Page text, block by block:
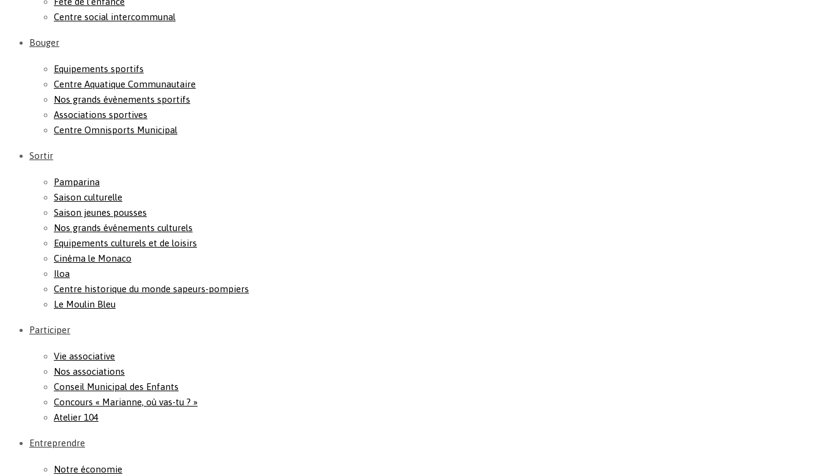
Centre social intercommunal
Bouger
Equipements sportifs
Centre Aquatique Communautaire
Nos grands évènements sportifs
Associations sportives
Centre Omnisports Municipal
Sortir
Pamparina
Saison culturelle
Saison jeunes pousses
Nos grands événements culturels
Equipements culturels et de loisirs
Cinéma le Monaco
Iloa
Centre historique du monde sapeurs-pompiers
Le Moulin Bleu
Participer
Vie associative
Nos associations
Conseil Municipal des Enfants
Concours « Marianne, où vas-tu ? »
Atelier 104
Entreprendre
Notre économie